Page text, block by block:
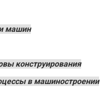
машин
конструирования
в машиностроении